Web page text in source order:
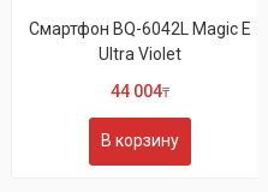
Magic E
Смартфон